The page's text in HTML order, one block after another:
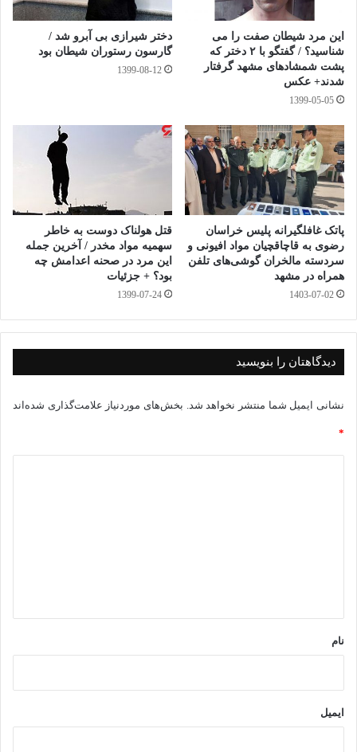
Te
le
gr
a
m
ts
A
pp
Pr
tF
ri
en
dl
y
C
y
Li
nk
Fa
bo
ok
T
tte
E
ail
sa
r
S
ky
pe
e
C
ha
t
ش
تر
ا
ک
گذ
ار
مرزبانان استان خراسان رضوی هنگ مرزی تایباد
این مرد شیطان صفت را می
شناسید؟ / گفتگو با ۲ دختر که
پشت شمشادهای مشهد گرفتار
شدند+ عکس
1399-05-05
دختر شیرازی بی آبرو شد /
گارسون رستوران شیطان بود
1399-08-12
پاتک غافلگیرانه پلیس خراسان
رضوی به قاچاقچیان مواد افیونی و
سردسته مالخران گوشی‌های تلفن
همراه در مشهد
1403-07-02
قتل هولناک دوست به خاطر
سهمیه مواد مخدر / آخرین جمله
این مرد در صحنه اعدامش چه
بود؟ + جزئیات
1399-07-24
دیدگاهتان را بنویسید
نشانی ایمیل شما منتشر نخواهد شد. بخش‌های موردنیاز علامت‌گذاری شده‌اند
*
نام
ایمیل